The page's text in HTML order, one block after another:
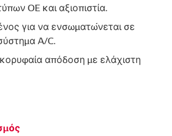
OE και αξιοπιστία.
για να ενσωματώνεται σε
A/C.
κορυφαία απόδοση με ελάχιστη